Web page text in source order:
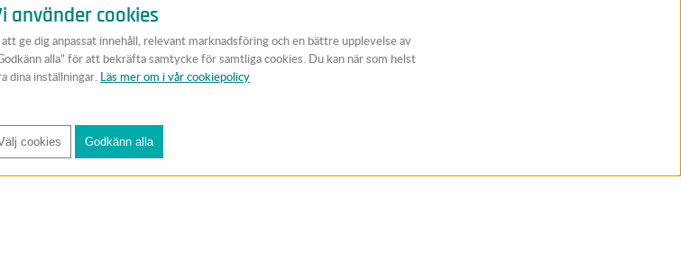
använder cookies
ge dig anpassat innehåll, relevant marknadsföring och en bättre upplevelse av
alla” för att bekräfta samtycke för samtliga cookies. Du kan när som helst
dina inställningar. Läs mer om i vår cookiepolicy
cookies Godkänn alla